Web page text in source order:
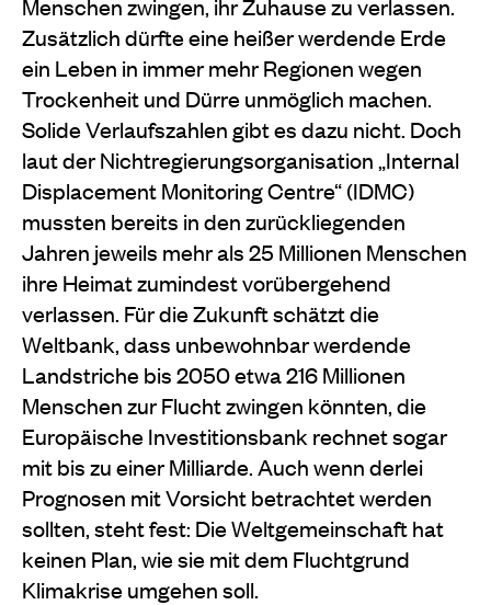
Zusätzlich dürfte eine heißer werdende Erde
ein Leben in immer mehr Regionen wegen
Trockenheit und Dürre unmöglich machen.
Solide Verlaufszahlen gibt es dazu nicht. Doch
laut der Nichtregierungsorganisation „Internal
Displacement Monitoring Centre“ (IDMC)
mussten bereits in den zurückliegenden
Jahren jeweils mehr als 25 Millionen Menschen
ihre Heimat zumindest vorübergehend
verlassen. Für die Zukunft schätzt die
Weltbank, dass unbewohnbar werdende
Landstriche bis 2050 etwa 216 Millionen
Menschen zur Flucht zwingen könnten, die
Europäische Investitionsbank rechnet sogar
mit bis zu einer Milliarde. Auch wenn derlei
Prognosen mit Vorsicht betrachtet werden
sollten, steht fest: Die Weltgemeinschaft hat
keinen Plan, wie sie mit dem Fluchtgrund
Klimakrise umgehen soll.